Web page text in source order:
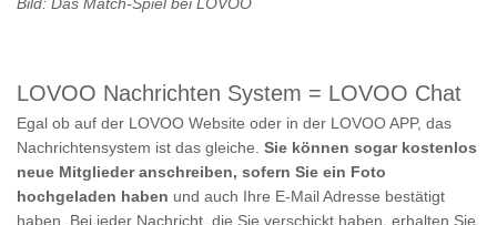
Bild: Das Match-Spiel bei LOVOO
LOVOO Nachrichten System = LOVOO Chat
Egal ob auf der LOVOO Website oder in der LOVOO APP, das
Nachrichtensystem ist das gleiche. Sie können sogar kostenlos
neue Mitglieder anschreiben, sofern Sie ein Foto
hochgeladen haben und auch Ihre E-Mail Adresse bestätigt
haben. Bei jeder Nachricht, die Sie verschickt haben, erhalten Sie